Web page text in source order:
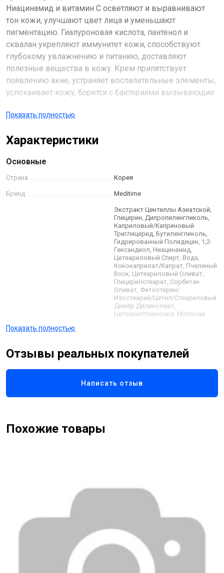
Ниацинамид и витамин С осветляют и выравнивают
тон кожи, улучшают цвет лица и уменьшают
пигментацию. Гиалуроновая кислота, пантенол и
сквалан укрепляют иммунитет кожи, способствуют
глубокому увлажнению и питанию, доставляют
полезные вещества в кожу. Крем припятствует
появлению акне, устраняет воспалительные элементы,
успокаивает кожу, борется с бактериями вызывающие
Показать полностью
Характеристики
Основные
Страна Корея
Бренд Meditime
Состав Строка
Экстракт Центеллы Азиатской,
Глицерин, Дипропиленгликоль,
Каприловый/Каприновый
Триглицерид, Бутиленгликоль,
Гидрированный Полидецен, 1,2-
Гександиол, Ниацинамид,
Цетеариловый Спирт, Вода,
Кококаприлат/Капрат, Пчелиный
Воск, Цетеариловый Оливат,
Глицерилстеарат, Сорбитан
Оливат, Фитостерин/
Изостеарий/Цетил/Стеариловый
Димер Дилинолеат,
Цетеарилглюкозид, Молочай
Натрия, Спирты C12-16,
Микрокристаллическая
Целлюлоза, Пропандиол,
(Аниса), Гидрогенизированный
Рисовых Отрубей, Экстракт
Корня Скутелларии Байкальской,
Этилгексилглик- эрин, Масло
Жасмина Лекарственного
(Жасминовое), Ксилитилглюко
Для всех типов кожи, зрелая,
комбинированная, сухая, жирная.
Показать полностью
Отзывы реальных покупателей
Написать отзыв
Похожие товары